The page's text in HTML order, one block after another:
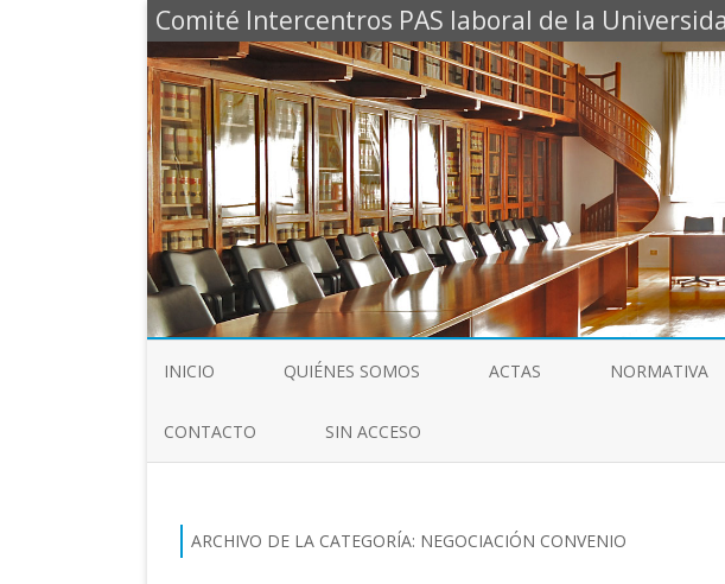
Comité Intercentros PAS laboral de la
INICIO QUIÉNES SOMOS ACTAS NORMATIVA
CONTACTO SIN ACCESO
ARCHIVO DE LA CATEGORÍA: NEGOCIACIÓN CONVENIO